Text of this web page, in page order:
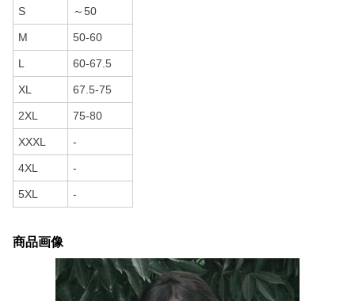
S ～50
M 50-60
L 60-67.5
XL 67.5-75
2XL 75-80
XXXL -
4XL -
5XL -
商品画像